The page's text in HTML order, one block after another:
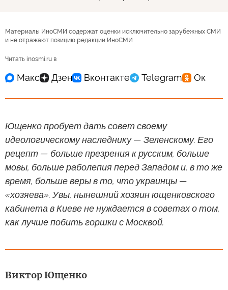
Материалы ИноСМИ содержат оценки исключительно зарубежных СМИ
и не отражают позицию редакции ИноСМИ
Читать inosmi.ru в
Ющенко пробует дать совет своему
идеологическому наследнику — Зеленскому. Его
рецепт — больше презрения к русским, больше
мовы, больше раболепия перед Западом и, в то же
время, больше веры в то, что украинцы —
«хозяева». Увы, нынешний хозяин ющенковского
кабинета в Киеве не нуждается в советах о том,
как лучше побить горшки с Москвой.
Виктор Ющенко